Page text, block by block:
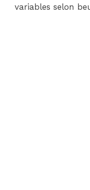
variables selon